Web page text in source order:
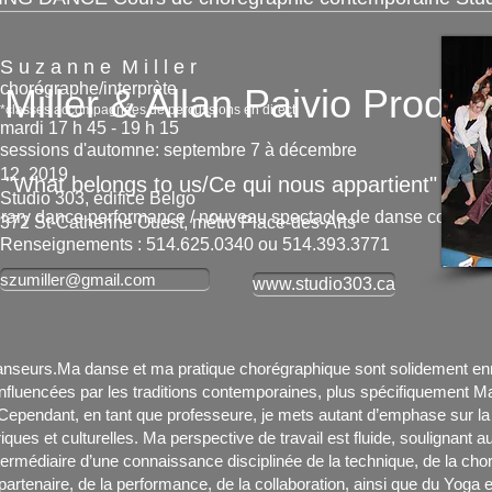
& Allan Paivio
to us/Ce qui nous appartient"
dance performance / nouveau spectacle de danse
S u z a n n e M i l l e r
chorégraphe/interprète
*classes accompagnées de percussions en direct
mardi 17 h 45 - 19 h 15
sessions d'automne: septembre 7 à décembre
12, 2019
Studio 303, édifice Belgo
372 St-Catherine Ouest, métro Place-des-Arts
Renseignements : 514.625.0340 ou 514.393.3771
szumiller@gmail.com
www.studio303.ca
danse et ma pratique chorégraphique sont solidement
par les traditions contemporaines, plus spécifiquement
en tant que professeure, je mets autant d’emphase sur
et culturelles. Ma perspective de travail est fluide, soulignant
d’une connaissance disciplinée de la technique, de la
de la performance, de la collaboration, ainsi que du Yoga